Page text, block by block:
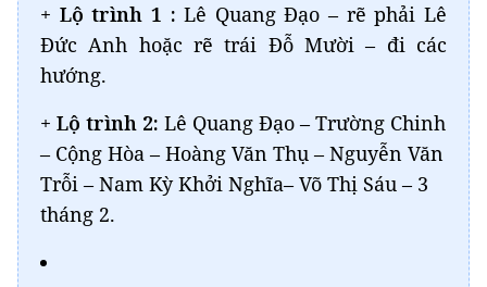
+ Lộ trình 1 : Lê Quang Đạo – rẽ phải Lê
Đức Anh hoặc rẽ trái Đỗ Mười – đi các
hướng.
+ Lộ trình 2: Lê Quang Đạo – Trường Chinh
– Cộng Hòa – Hoàng Văn Thụ – Nguyễn Văn
Trỗi – Nam Kỳ Khởi Nghĩa– Võ Thị Sáu – 3
tháng 2.